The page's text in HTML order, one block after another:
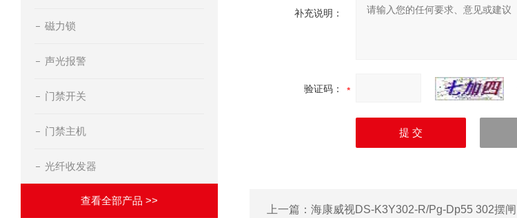
磁力锁
声光报警
门禁开关
门禁主机
光纤收发器
查看全部产品 >>
补充说明：
验证码：
上一篇： 海康威视DS-K3Y302-R/Pg-Dp55 302摆闸